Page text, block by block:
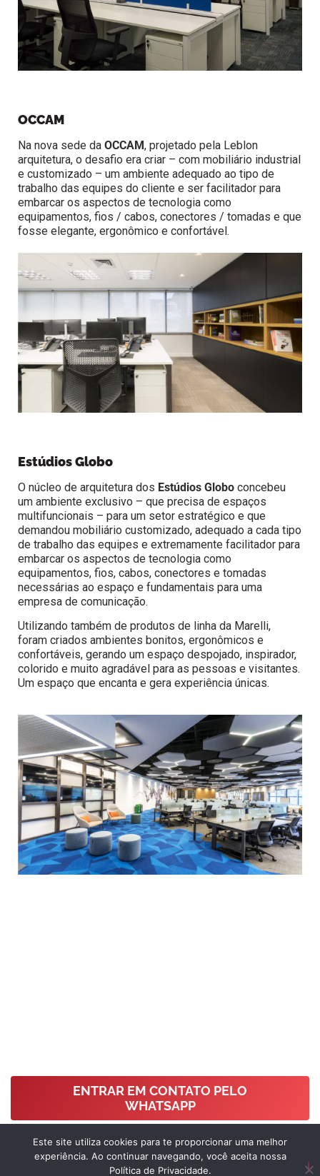
OCCAM
Na nova sede da OCCAM, projetado pela Leblon
arquitetura, o desafio era criar – com mobiliário industrial
e customizado – um ambiente adequado ao tipo de
trabalho das equipes do cliente e ser facilitador para
embarcar os aspectos de tecnologia como
equipamentos, fios / cabos, conectores / tomadas e que
fosse elegante, ergonômico e confortável.
Estúdios Globo
O núcleo de arquitetura dos Estúdios Globo concebeu
um ambiente exclusivo – que precisa de espaços
multifuncionais – para um setor estratégico e que
demandou mobiliário customizado, adequado a cada tipo
de trabalho das equipes e extremamente facilitador para
embarcar os aspectos de tecnologia como
equipamentos, fios, cabos, conectores e tomadas
necessárias ao espaço e fundamentais para uma
empresa de comunicação.
Utilizando também de produtos de linha da Marelli,
foram criados ambientes bonitos, ergonômicos e
confortáveis, gerando um espaço despojado, inspirador,
colorido e muito agradável para as pessoas e visitantes.
Um espaço que encanta e gera experiência únicas.
ENTRAR EM CONTATO PELO
WHATSAPP
Este site utiliza cookies para te proporcionar uma melhor
experiência. Ao continuar navegando, você aceita nossa
Política de Privacidade.